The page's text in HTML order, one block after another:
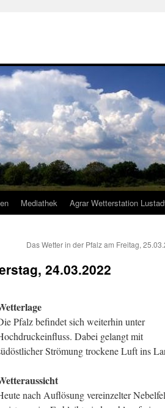
Mediathek Agrar Wetterstation
Das Wetter in der Pfalz am Freitag,
24.03.2022
Pfalz befindet sich weiterhin unter
Dabei gelangt mit
Strömung trockene Luft ins
nach Auflösung vereinzelter